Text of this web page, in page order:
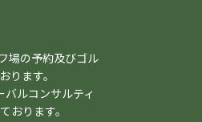
場の予約及びゴル
ります。
ルコンサルティ
おります。